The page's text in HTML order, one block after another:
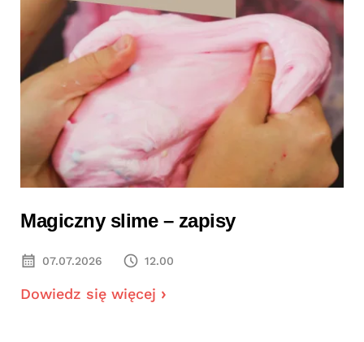
Magiczny slime – zapisy
07.07.2026 12.00
Dowiedz się więcej